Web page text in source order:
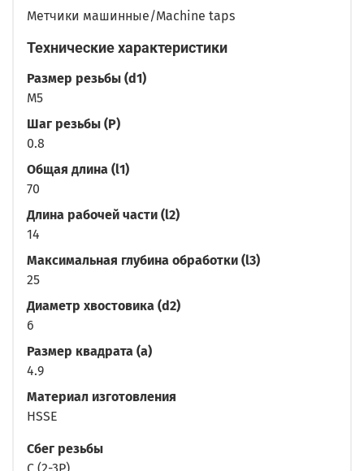
Метчики машинные/Machine taps
Технические характеристики
Размер резьбы (d1)
M5
Шаг резьбы (P)
0.8
Общая длина (l1)
70
Длина рабочей части (l2)
14
Максимальная глубина обработки (l3)
25
Диаметр хвостовика (d2)
6
Размер квадрата (a)
4.9
Материал изготовления
HSSE
Сбег резьбы